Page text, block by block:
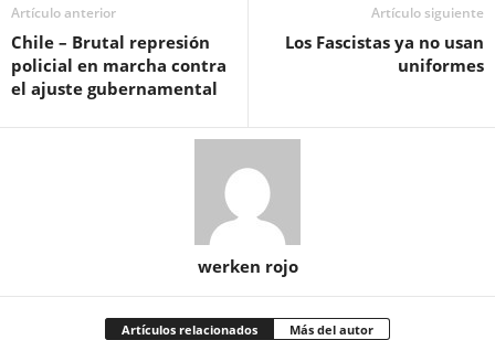
Artículo anterior
Chile – Brutal represión
policial en marcha contra
el ajuste gubernamental
Artículo siguiente
Los Fascistas ya no usan
uniformes
werken rojo
Artículos relacionados Más del autor